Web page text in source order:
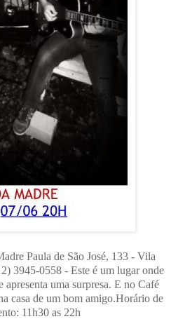
Paula de São José, 133 - Vila
3945-0558 - Este é um lugar onde
apresenta uma surpresa. E no Café
casa de um bom amigo.Horário de
11h30 as 22h